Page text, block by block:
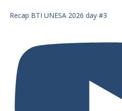
Recap BTI UNESA 2026 day #3